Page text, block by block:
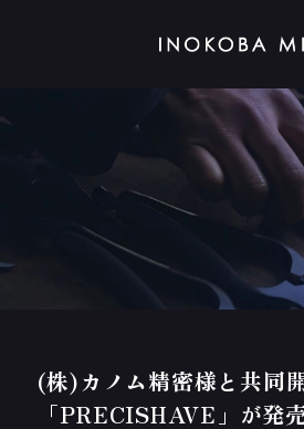
(株)カノム精密様と共同
「PRECISHAVE」が発